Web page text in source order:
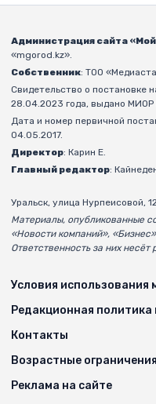
Администрация сайта
«mgorod.kz».
Собственник: ТОО
Свидетельство о постановке
28.04.2023 года, выдано МИОР
Дата и номер первичной
04.05.2017.
Директор: Карин Е.
Главный редактор:
Уральск, улица Нурпеисовой,
Материалы, опубликованные
«Новости компаний»,
Ответственность за них несёт
Условия использования
Редакционная
Контакты
Возрастные
Реклама на сайте